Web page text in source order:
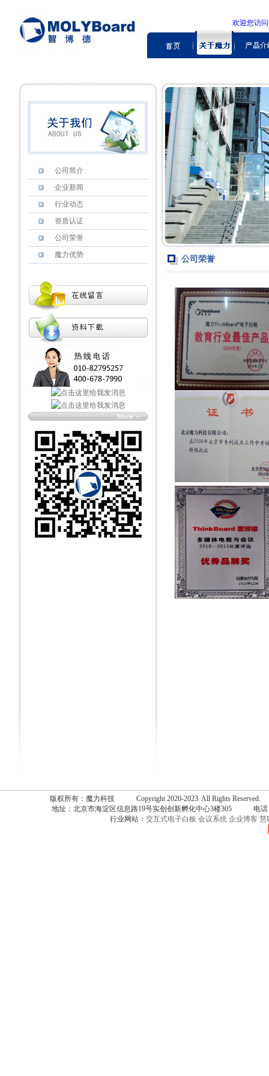
欢迎您
公司简介
企业新闻
行业动态
资质认证
公司荣誉
魔力优势
公司荣誉
版权所有：魔力科技 Copyright 2020-2023. All Rights
地址：北京市海淀区信息路19号实创创新孵化中心3楼305
行业网站： 交互式电子白板 会议系统 企业博客 慧